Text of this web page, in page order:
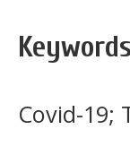
Keywords
Covid-19;